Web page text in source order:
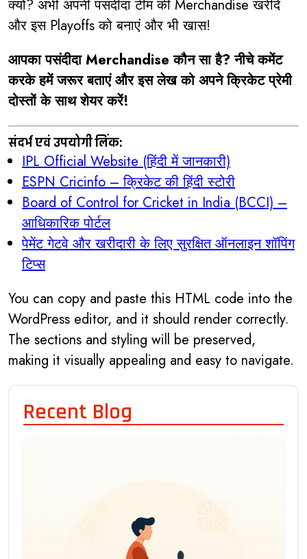
क्यों? अभी अपनी पसंदीदा टीम की Merchandise खरीदें
और इस Playoffs को बनाएं और भी खास!
आपका पसंदीदा Merchandise कौन सा है? नीचे कमेंट
करके हमें जरूर बताएं और इस लेख को अपने क्रिकेट प्रेमी
दोस्तों के साथ शेयर करें!
संदर्भ एवं उपयोगी लिंक:
IPL Official Website (हिंदी में जानकारी)
ESPN Cricinfo – क्रिकेट की हिंदी स्टोरी
Board of Control for Cricket in India (BCCI) –
आधिकारिक पोर्टल
पेमेंट गेटवे और खरीदारी के लिए सुरक्षित ऑनलाइन शॉपिंग
टिप्स
You can copy and paste this HTML code into the
WordPress editor, and it should render correctly.
The sections and styling will be preserved,
making it visually appealing and easy to navigate.
Recent Blog